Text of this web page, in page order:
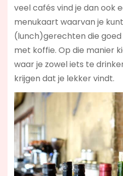
veel cafés vind je dan ook
menukaart waarvan je
(lunch)gerechten die
met koffie. Op die manier
waar je zowel iets te
krijgen dat je lekker vindt.